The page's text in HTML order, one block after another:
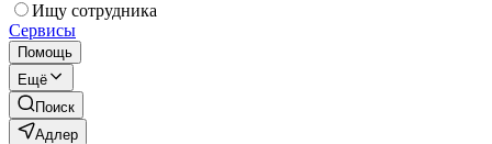
Ищу сотрудника
Сервисы
Помощь
Ещё
Поиск
Адлер